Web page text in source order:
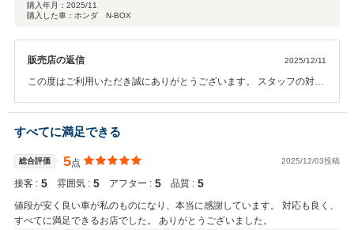
購入年月： 2025/11
購入した車：ホンダ N-BOX
販売店の返信 2025/12/11
この度はご利用いただき誠にありがとうございます。 スタッフの対応
れしいお言葉重ねて御礼申し上げます。 引き続きご満足いただけます
ようサービスの向上に努めてまいります。今後とも何卒宜しくお願い
致します。
すべてに満足できる
総合評価 5点 2025/12/03投稿
接客 : 5 雰囲気 : 5 アフター : 5 品質 : 5
値段が安く良い車が私のものになり、本当に感謝しています。 対応も良く、
すべてに満足できるお店でした。 ありがとうございました。